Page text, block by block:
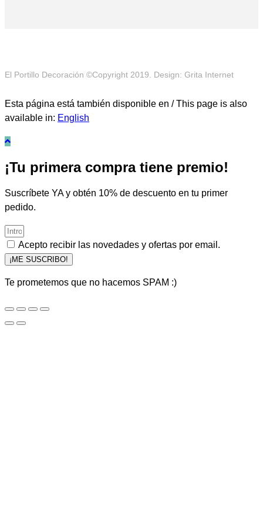
El Portillo Decoración ©Copyright 2019. Design: Grita Internet
Esta página está también disponible en / This page is also
available in: English
¡Tu primera compra tiene premio!
Suscríbete YA y obtén 10% de descuento en tu primer
pedido.
Acepto recibir las novedades y ofertas por email.
¡ME SUSCRIBO!
Te prometemos que no hacemos SPAM :)